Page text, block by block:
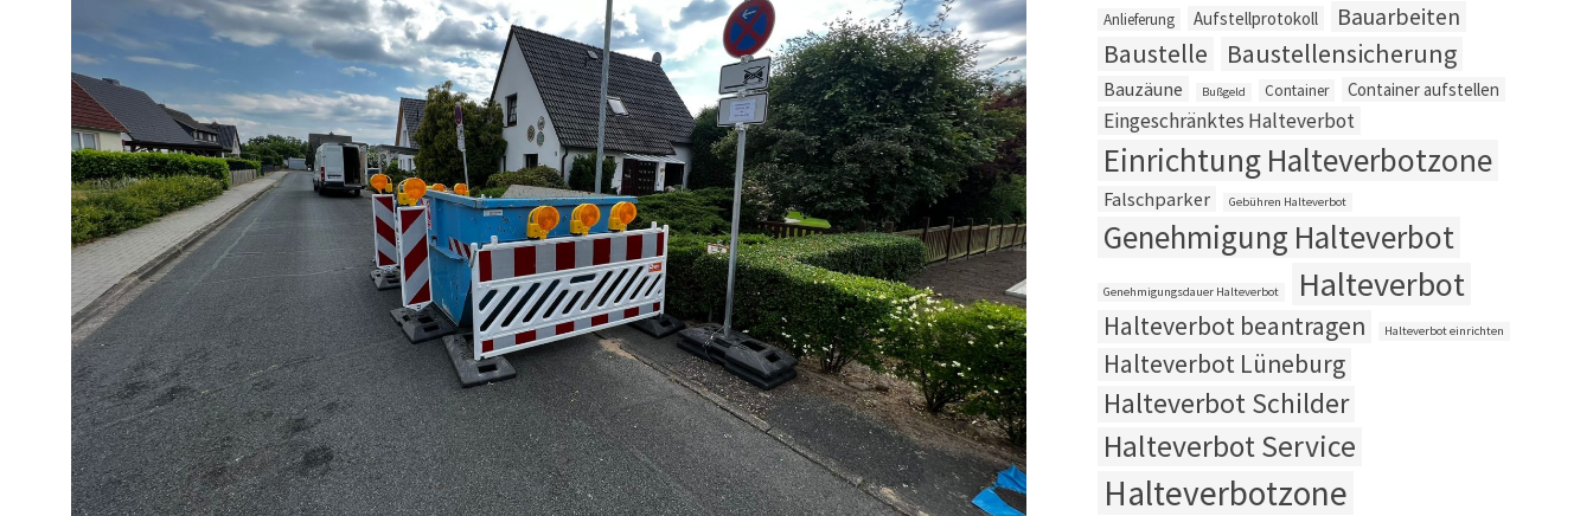
Anlieferung Aufstellprotokoll Bauarbeiten
Baustelle Baustellensicherung
Bauzäune Bußgeld Container Container aufstellen
Eingeschränktes Halteverbot
Einrichtung Halteverbotzone
Falschparker Gebühren Halteverbot
Genehmigung Halteverbot
Genehmigungsdauer Halteverbot Halteverbot
Halteverbot beantragen Halteverbot einrichten
Halteverbot Lüneburg
Halteverbot Schilder
Halteverbot Service
Halteverbotzone